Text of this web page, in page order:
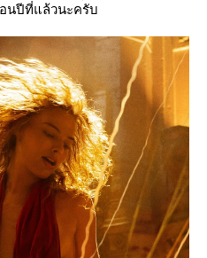
นปีที่แล้วนะครับ